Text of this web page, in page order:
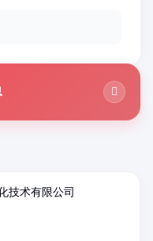
技术有限公司